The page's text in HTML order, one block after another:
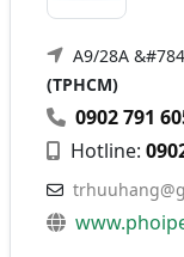
A9/28A
(TPHCM)
0902 791
Hotline: